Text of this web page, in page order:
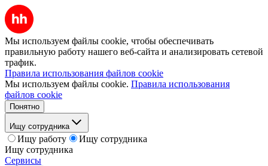
Мы используем файлы cookie, чтобы обеспечивать
правильную работу нашего веб-сайта и анализировать сетевой
трафик.
Правила использования файлов cookie
Мы используем файлы cookie. Правила использования
файлов cookie
Понятно
Ищу сотрудника
Ищу работу
Ищу сотрудника
Ищу сотрудника
Сервисы